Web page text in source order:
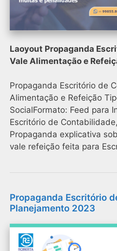
Laoyout Propaganda
Vale Alimentação e
Propaganda Escritório de
Alimentação e Refeição
SocialFormato: Feed para
Escritório de
Propaganda explicativa
vale refeição feita para
Propaganda Escritório
Planejamento 2023